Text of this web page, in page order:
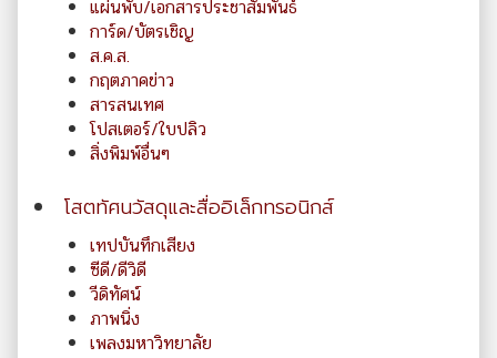
แผ่นพับ/เอกสารประชาสัมพันธ์
การ์ด/บัตรเชิญ
ส.ค.ส.
กฤตภาคข่าว
สารสนเทศ
โปสเตอร์/ใบปลิว
สิ่งพิมพ์อื่นๆ
โสตทัศนวัสดุและสื่ออิเล็กทรอนิกส์
เทปบันทึกเสียง
ซีดี/ดีวิดี
วีดิทัศน์
ภาพนิ่ง
เพลงมหาวิทยาลัย